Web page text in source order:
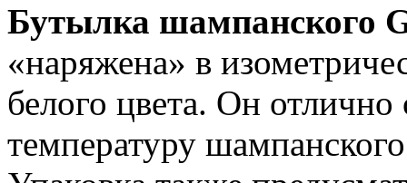
Бутылка шампанского
«наряжена» в
белого цвета. Он отлично
температуру